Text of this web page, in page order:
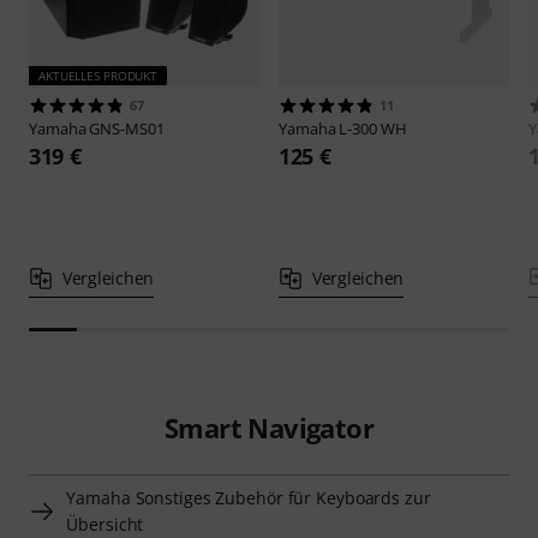
AKTUELLES PRODUKT
67
Yamaha GNS-MS01
319 €
Vergleichen
11
Yamaha L-300 WH
125 €
Vergleichen
Smart Navigator
Yamaha Sonstiges Zubehör für Keyboards zur
Übersicht